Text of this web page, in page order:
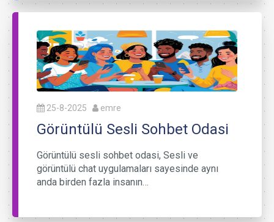
25-8-2025 emre
Görüntülü Sesli Sohbet Odasi
Görüntülü sesli sohbet odasi, Sesli ve
görüntülü chat uygulamaları sayesinde aynı
anda birden fazla insanın…